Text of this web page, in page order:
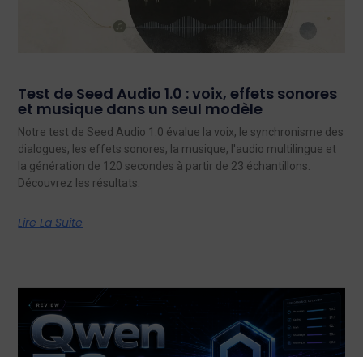
Test de Seed Audio 1.0 : voix, effets sonores
et musique dans un seul modèle
Notre test de Seed Audio 1.0 évalue la voix, le synchronisme des
dialogues, les effets sonores, la musique, l'audio multilingue et
la génération de 120 secondes à partir de 23 échantillons.
Découvrez les résultats.
Lire La Suite